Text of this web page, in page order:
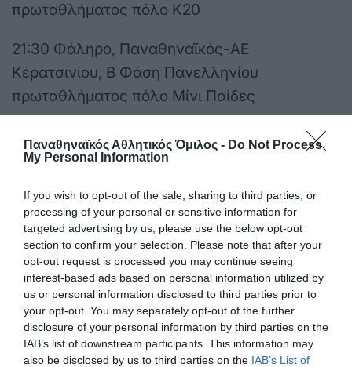
Παναθηναϊκός Αθλητικός Όμιλος - Do Not Process
My Personal Information
If you wish to opt-out of the sale, sharing to third parties, or
processing of your personal or sensitive information for
targeted advertising by us, please use the below opt-out
section to confirm your selection. Please note that after your
opt-out request is processed you may continue seeing
interest-based ads based on personal information utilized by
us or personal information disclosed to third parties prior to
your opt-out. You may separately opt-out of the further
disclosure of your personal information by third parties on the
IAB’s list of downstream participants. This information may
also be disclosed by us to third parties on the IAB’s List of
πρωταθλήματος πόλο Κ20
21:30 Φάληρο, Παναθηναϊκός-ΑΕ
Κερατσινίου, Β Φάση Πανελληνίου
πρωταθλήματος πόλο Μίνι Παίδες
Σάββατο 8 Μαρτίου
Κορίτσια Κ16 (3) ΕΣΠΑΑΑ
10:20 Ηράκλειο, Παγκόσμιο Κύπελλο
ξιφασκίας με τη συμμετοχή της Γεωργιάδου
11:30 6ο Ενιαίο Λύκειο Αιγάλεω, Μελάς Αγίου
Ελευθερίου-Παναθηναϊκός 21η αγωνιστική
ΕΣΚΑ Κορασίδες